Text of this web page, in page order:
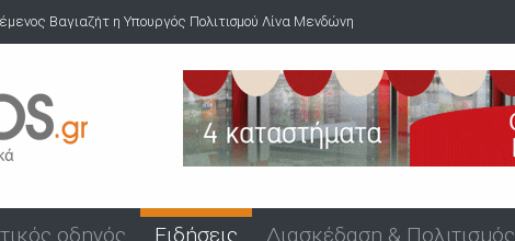
Βαγιαζήτ η Υπουργός Πολιτισμού Λίνα Μενδώνη
οδηγός Ειδήσεις Διασκέδαση & Πολιτισμός